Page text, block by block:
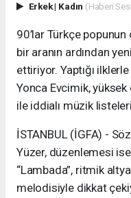
Erkek| Kadın (Haberi
90’lar Türkçe
bir aranın ardından
ettiriyor. Yaptığı
Yonca Evcimik, yüksek
ile iddialı müzik
İSTANBUL (İGFA) -
Yüzer, düzenlemesi
“Lambada”, ritmik
melodisiyle dikkat